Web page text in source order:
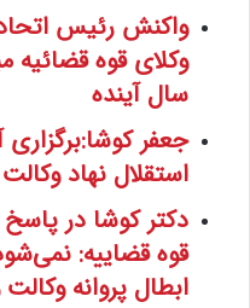
واکنش رئیس
وکلای قوه قضائیه
سال آینده
جعفر کوشا:برگزاری
استقلال نهاد
دکتر کوشا در
قوه قضاییه:
ابطال پروانه وکالت